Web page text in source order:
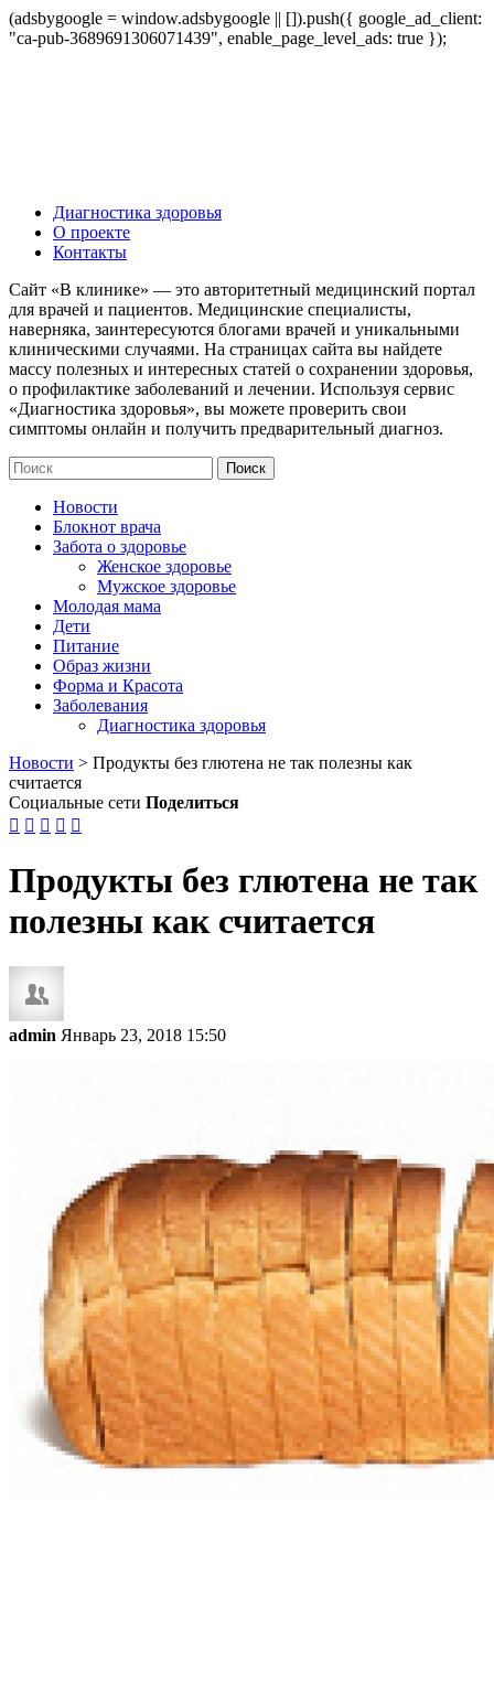
(adsbygoogle = window.adsbygoogle || []).push({ google_ad_client:
"ca-pub-3689691306071439", enable_page_level_ads: true });
Диагностика здоровья
О проекте
Контакты
Сайт «В клинике» — это авторитетный медицинский портал
для врачей и пациентов. Медицинские специалисты,
наверняка, заинтересуются блогами врачей и уникальными
клиническими случаями. На страницах сайта вы найдете
массу полезных и интересных статей о сохранении здоровья,
о профилактике заболеваний и лечении. Используя сервис
«Диагностика здоровья», вы можете проверить свои
симптомы онлайн и получить предварительный диагноз.
Новости
Блокнот врача
Забота о здоровье
Женское здоровье
Мужское здоровье
Молодая мама
Дети
Питание
Образ жизни
Форма и Красота
Заболевания
Диагностика здоровья
Новости > Продукты без глютена не так полезны как
считается
Социальные сети Поделиться
    
Продукты без глютена не так
полезны как считается
admin Январь 23, 2018 15:50